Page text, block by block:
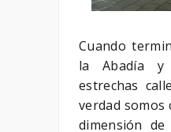
Cuando
la Abadía
estrechas
verdad somos
dimensión